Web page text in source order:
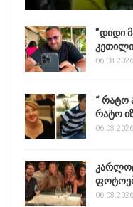
”დიდი
“ რატო
რატო